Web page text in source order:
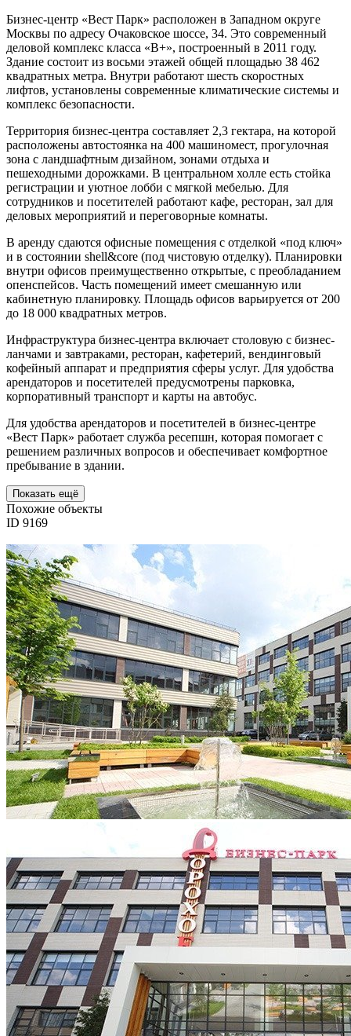
Бизнес-центр «Вест Парк» расположен в Западном округе
Москвы по адресу Очаковское шоссе, 34. Это современный
деловой комплекс класса «В+», построенный в 2011 году.
Здание состоит из восьми этажей общей площадью 38 462
квадратных метра. Внутри работают шесть скоростных
лифтов, установлены современные климатические системы и
комплекс безопасности.
Территория бизнес-центра составляет 2,3 гектара, на которой
расположены автостоянка на 400 машиномест, прогулочная
зона с ландшафтным дизайном, зонами отдыха и
пешеходными дорожками. В центральном холле есть стойка
регистрации и уютное лобби с мягкой мебелью. Для
сотрудников и посетителей работают кафе, ресторан, зал для
деловых мероприятий и переговорные комнаты.
В аренду сдаются офисные помещения с отделкой «под ключ»
и в состоянии shell&core (под чистовую отделку). Планировки
внутри офисов преимущественно открытые, с преобладанием
опенспейсов. Часть помещений имеет смешанную или
кабинетную планировку. Площадь офисов варьируется от 200
до 18 000 квадратных метров.
Инфраструктура бизнес-центра включает столовую с бизнес-
ланчами и завтраками, ресторан, кафетерий, вендинговый
кофейный аппарат и предприятия сферы услуг. Для удобства
арендаторов и посетителей предусмотрены парковка,
корпоративный транспорт и карты на автобус.
Для удобства арендаторов и посетителей в бизнес-центре
«Вест Парк» работает служба ресепшн, которая помогает с
решением различных вопросов и обеспечивает комфортное
пребывание в здании.
Показать ещё
Похожие объекты
ID 9169